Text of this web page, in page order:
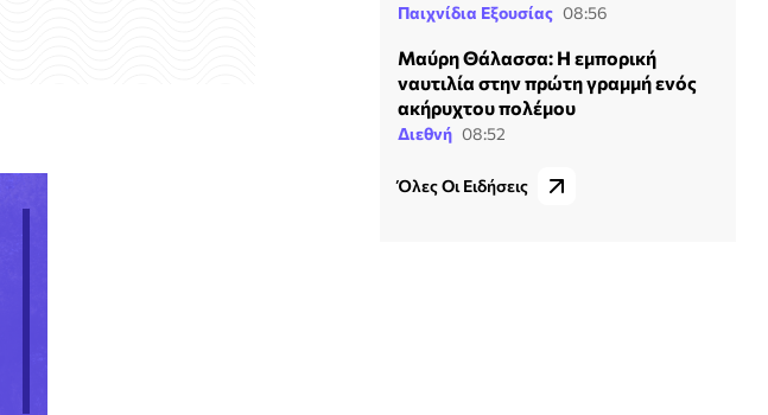
Παιχνίδια Εξουσίας 08:56
Μαύρη Θάλασσα: Η εμπορική
ναυτιλία στην πρώτη γραμμή ενός
ακήρυχτου πολέμου
Διεθνή 08:52
Όλες Οι Ειδήσεις